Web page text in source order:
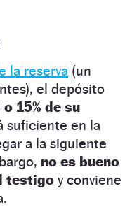
la reserva (un
el depósito
o 15% de su
suficiente en la
a la siguiente
no es bueno
testigo y conviene